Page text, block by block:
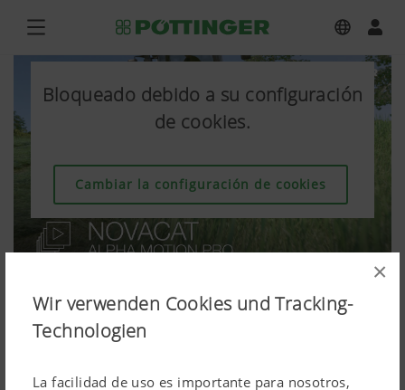
×
Wir verwenden Cookies und Tracking-
Technologien
La facilidad de uso es importante para nosotros,
Bloqueado debido a su configuración
de cookies.
Cambiar la configuración de cookies